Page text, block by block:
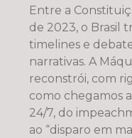
Entre a
de 2023, o Brasil
timelines e
narrativas. A
reconstrói, com
como chegamos
24/7, do
ao “disparo em